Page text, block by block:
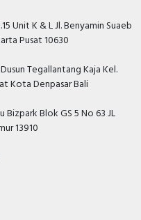
Unit K & L Jl. Benyamin Suaeb
Pusat 10630
Tegallantang Kaja Kel.
Kota Denpasar Bali
Blok GS 5 No 63 JL
13910